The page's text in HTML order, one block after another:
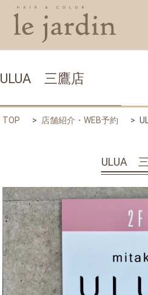
ULUA 三鷹店
TOP 店舗紹介・WEB予約
ULUA